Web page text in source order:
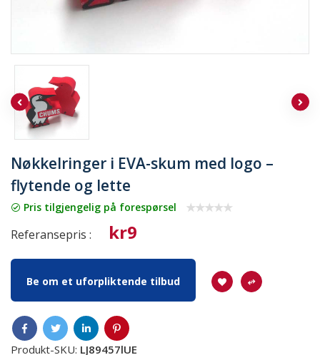
Nøkkelringer i EVA-skum med logo –
flytende og lette
Pris tilgjengelig på forespørsel
Referansepris : kr9
Be om et uforpliktende tilbud
Produkt-SKU: LJ89457lUE